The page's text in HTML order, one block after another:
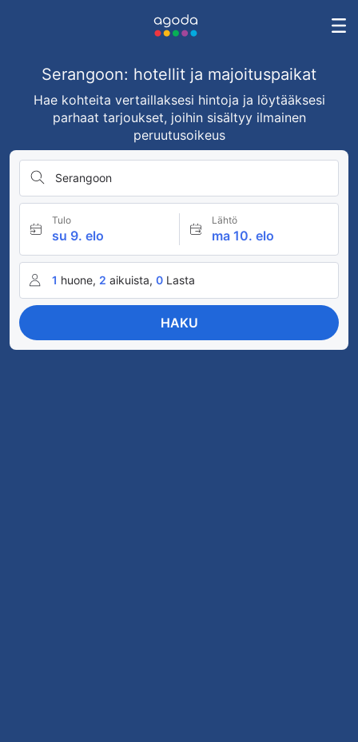
Serangoon: hotellit ja majoituspaikat
Hae kohteita vertaillaksesi hintoja ja löytääksesi
parhaat tarjoukset, joihin sisältyy ilmainen
peruutusoikeus
Serangoon
Tulo
su 9. elo
Lähtö
ma 10. elo
1 huone, 2 aikuista, 0 Lasta
HAKU